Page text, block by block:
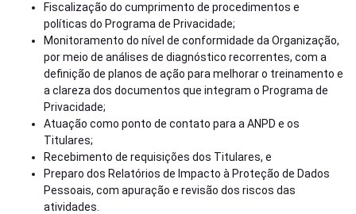
Fiscalização do cumprimento de procedimentos e
políticas do Programa de Privacidade;
Monitoramento do nível de conformidade da Organização,
por meio de análises de diagnóstico recorrentes, com a
definição de planos de ação para melhorar o treinamento e
a clareza dos documentos que integram o Programa de
Privacidade;
Atuação como ponto de contato para a ANPD e os
Titulares;
Recebimento de requisições dos Titulares, e
Preparo dos Relatórios de Impacto à Proteção de Dados
Pessoais, com apuração e revisão dos riscos das
atividades.